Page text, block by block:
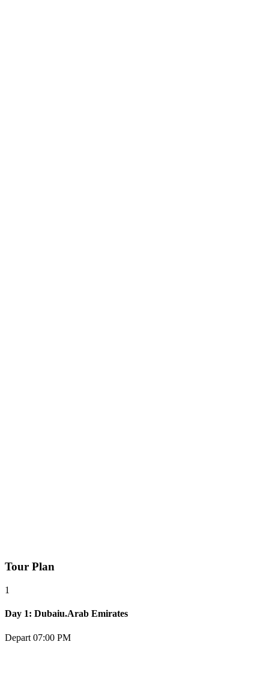
Tour Plan
1
Day 1: Dubaiu.Arab Emirates
Depart 07:00 PM